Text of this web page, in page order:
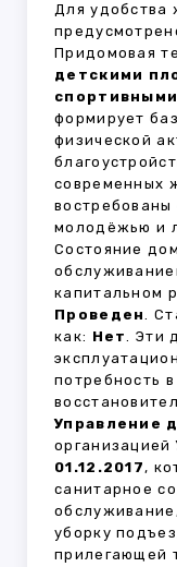
Для удобства
Придомовая
детскими
формирует
физической
современных
молодёжью и
Состояние
капитальном
Проведен.
как: Нет. Эти
потребность
Управление
организацией
01.12.2017,
санитарное
уборку
прилегающей